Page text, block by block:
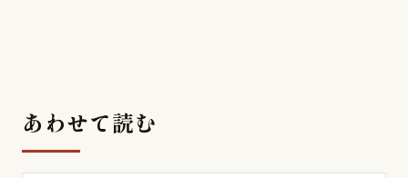
あわせて読む